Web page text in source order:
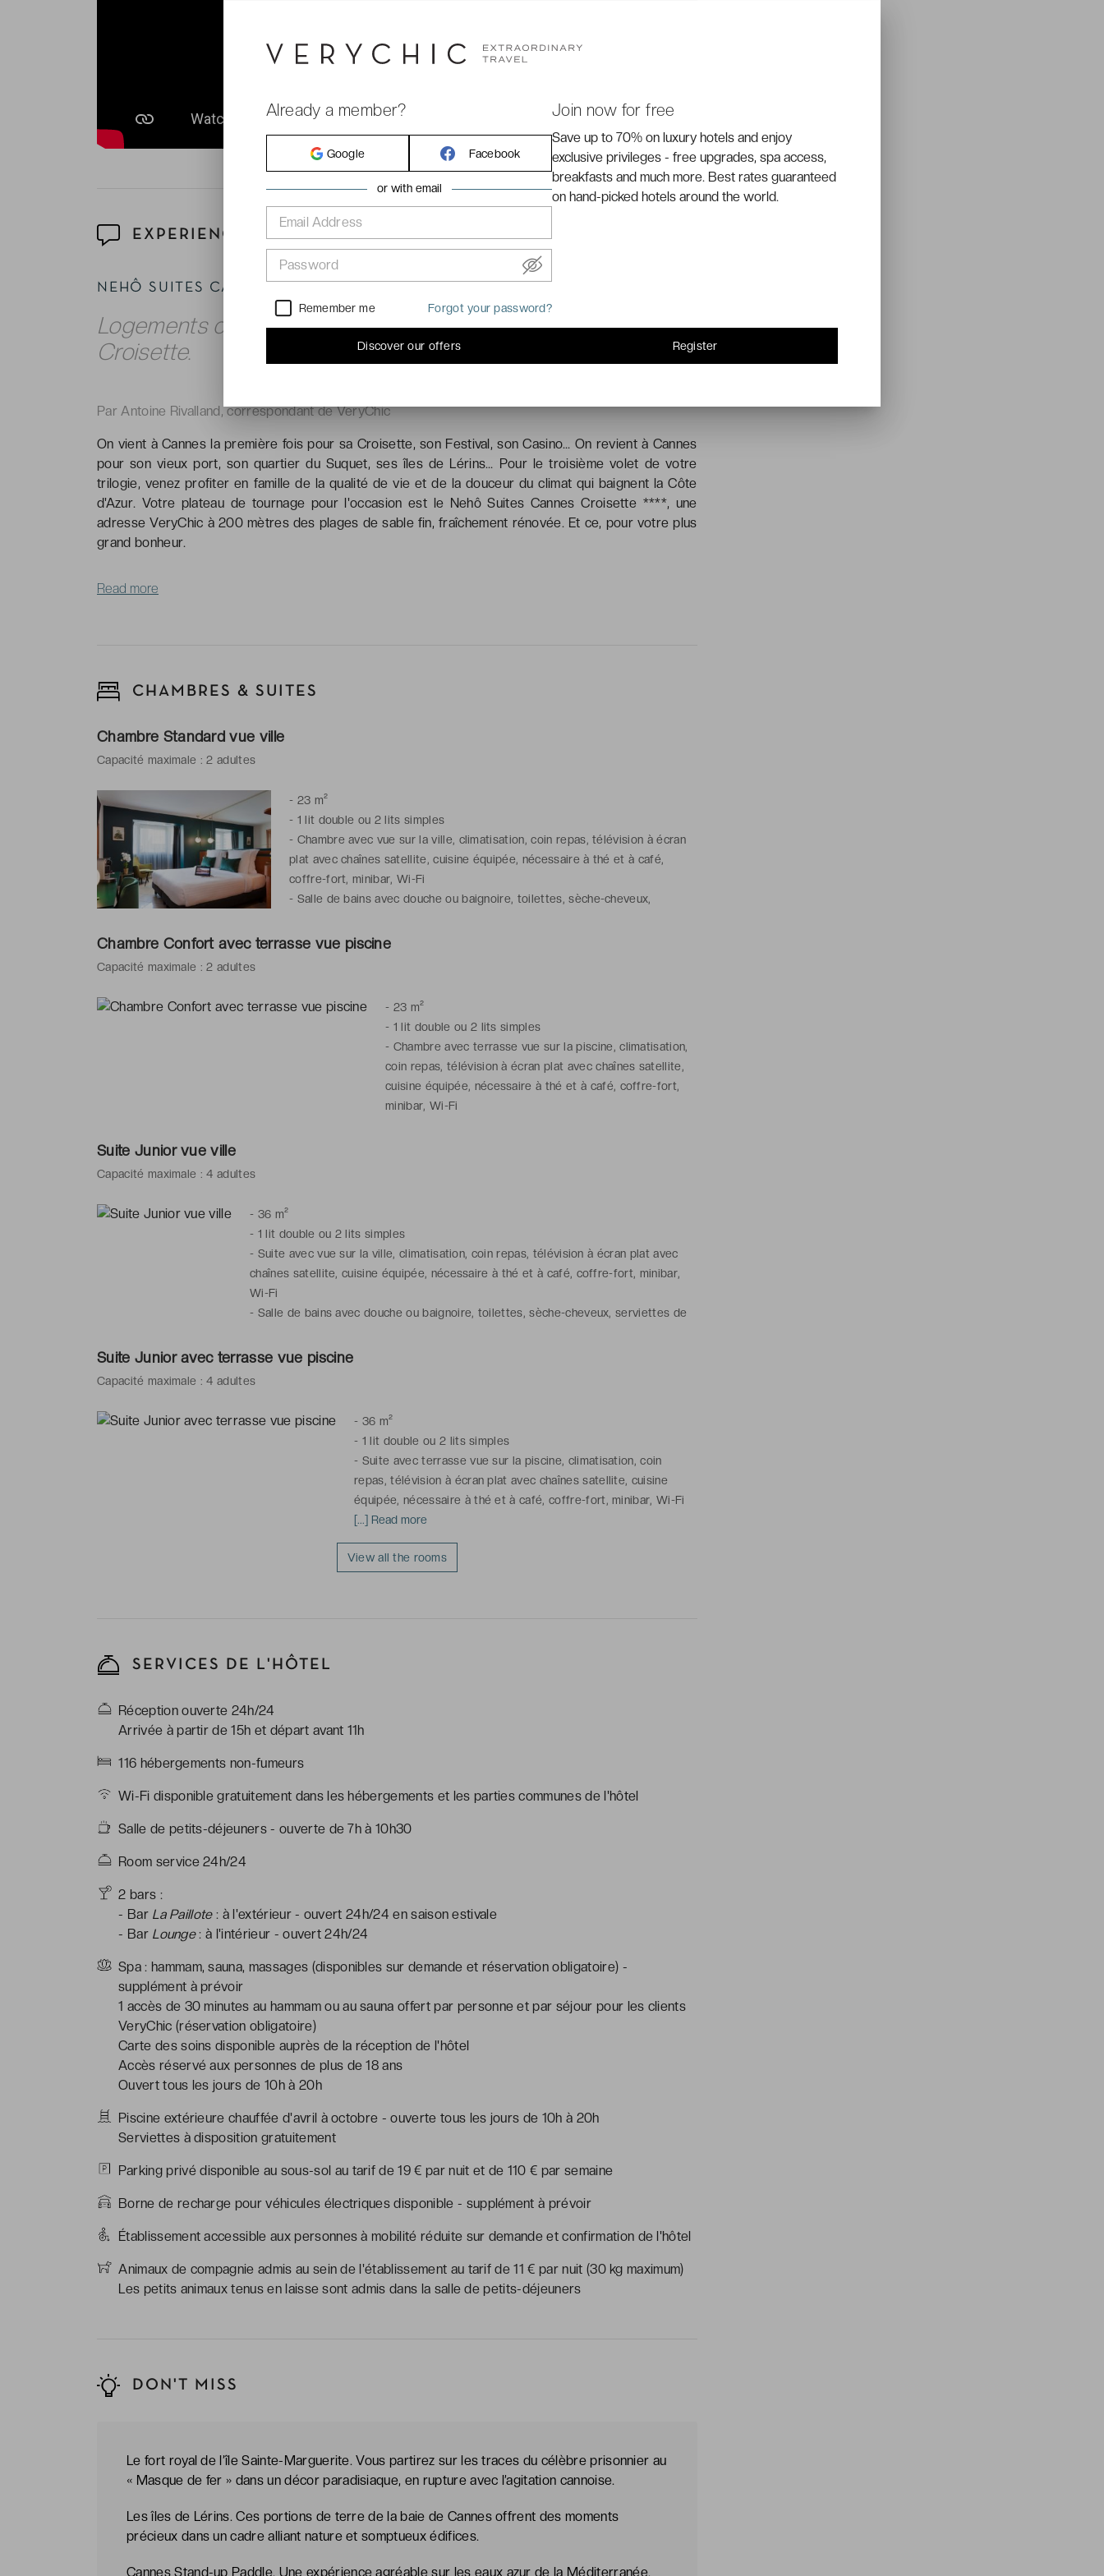
EXPERIENCE
NEHÔ SUITES CANNES CROISETTE ★★★★
Logements chics à proximité de la
Croisette.
8.8
Par Antoine Rivalland, correspondant de VeryChic
On vient à Cannes la première fois pour sa Croisette, son Festival, son Casino… On revient à Cannes
pour son vieux port, son quartier du Suquet, ses îles de Lérins… Pour le troisième volet de votre
trilogie, venez profiter en famille de la qualité de vie et de la douceur du climat qui baignent la Côte
d'Azur. Votre plateau de tournage pour l'occasion est le Nehô Suites Cannes Croisette ****, une
adresse VeryChic à 200 mètres des plages de sable fin, fraîchement rénovée. Et ce, pour votre plus
grand bonheur.
Read more
CHAMBRES & SUITES
Chambre Standard vue ville
Capacité maximale : 2 adultes
- 23 m²
- 1 lit double ou 2 lits simples
- Chambre avec vue sur la ville, climatisation, coin repas, télévision à écran
plat avec chaînes satellite, cuisine équipée, nécessaire à thé et à café,
coffre-fort, minibar, Wi-Fi
- Salle de bains avec douche ou baignoire, toilettes, sèche-cheveux,
Chambre Confort avec terrasse vue piscine
Capacité maximale : 2 adultes
- 23 m²
- 1 lit double ou 2 lits simples
- Chambre avec terrasse vue sur la piscine, climatisation,
coin repas, télévision à écran plat avec chaînes satellite,
cuisine équipée, nécessaire à thé et à café, coffre-fort,
minibar, Wi-Fi
Suite Junior vue ville
Capacité maximale : 4 adultes
- 36 m²
- 1 lit double ou 2 lits simples
- Suite avec vue sur la ville, climatisation, coin repas, télévision à écran plat avec
chaînes satellite, cuisine équipée, nécessaire à thé et à café, coffre-fort, minibar,
Wi-Fi
- Salle de bains avec douche ou baignoire, toilettes, sèche-cheveux, serviettes de
Suite Junior avec terrasse vue piscine
Capacité maximale : 4 adultes
- 36 m²
- 1 lit double ou 2 lits simples
- Suite avec terrasse vue sur la piscine, climatisation, coin
repas, télévision à écran plat avec chaînes satellite, cuisine
équipée, nécessaire à thé et à café, coffre-fort, minibar, Wi-Fi
-Salle de bains avec douche ou baignoire, toilettes, sèche-
[...] Read more
View all the rooms
SERVICES DE L'HÔTEL
Réception ouverte 24h/24
Arrivée à partir de 15h et départ avant 11h
116 hébergements non-fumeurs
Wi-Fi disponible gratuitement dans les hébergements et les parties communes de l'hôtel
Salle de petits-déjeuners - ouverte de 7h à 10h30
Room service 24h/24
2 bars :
- Bar La Paillote: à l'extérieur - ouvert 24h/24 en saison estivale
- Bar Lounge: à l'intérieur - ouvert 24h/24
Spa : hammam, sauna, massages (disponibles sur demande et réservation obligatoire) -
supplément à prévoir
1 accès de 30 minutes au hammam ou au sauna offert par personne et par séjour pour les clients
VeryChic (réservation obligatoire)
Carte des soins disponible auprès de la réception de l'hôtel
Accès réservé aux personnes de plus de 18 ans
Ouvert tous les jours de 10h à 20h
Piscine extérieure chauffée d'avril à octobre - ouverte tous les jours de 10h à 20h
Serviettes à disposition gratuitement
Parking privé disponible au sous-sol au tarif de 19 € par nuit et de 110 € par semaine
Borne de recharge pour véhicules électriques disponible - supplément à prévoir
Établissement accessible aux personnes à mobilité réduite sur demande et confirmation de l'hôtel
Animaux de compagnie admis au sein de l'établissement au tarif de 11 € par nuit (30 kg maximum)
Les petits animaux tenus en laisse sont admis dans la salle de petits-déjeuners
DON'T MISS
Le fort royal de l’île Sainte-Marguerite. Vous partirez sur les traces du célèbre prisonnier au
« Masque de fer » dans un décor paradisiaque, en rupture avec l’agitation cannoise.
Les îles de Lérins. Ces portions de terre de la baie de Cannes offrent des moments
précieux dans un cadre alliant nature et somptueux édifices.
Cannes Stand-up Paddle. Une expérience agréable sur les eaux azur de la Méditerranée.
Already a member?
Google Facebook
or with email
Email Address
Password
Remember me Forgot your password?
Discover our offers
Join now for free
Save up to 70% on luxury hotels and enjoy
exclusive privileges - free upgrades, spa access,
breakfasts and much more. Best rates guaranteed
on hand-picked hotels around the world.
Register